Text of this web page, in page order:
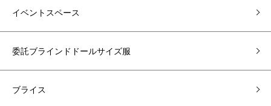
イベントスペース
委託ブラインドドールサイズ服
ブライス